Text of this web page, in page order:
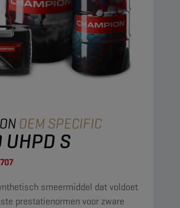
OEM SPECIFIC
S
smeermiddel dat voldoet
prestatienormen voor zware